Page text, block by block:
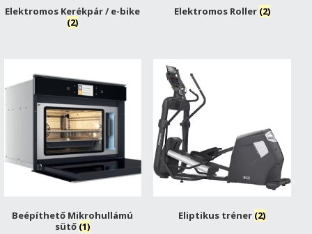
Elektromos Kerékpár / e-bike
(2)
Elektromos Roller (2)
Beépíthető Mikrohullámú
sütő (1)
Eliptikus tréner (2)